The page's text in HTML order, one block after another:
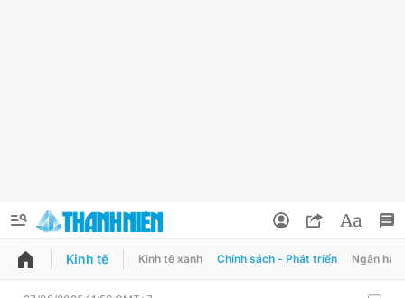
QUẢNG CÁO
Kinh tế Kinh tế xanh Chính sách - Phát triển Ngân